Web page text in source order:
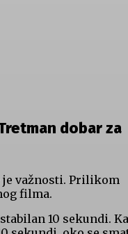
dobar za
važnosti. Prilikom
filma.
10 sekundi.